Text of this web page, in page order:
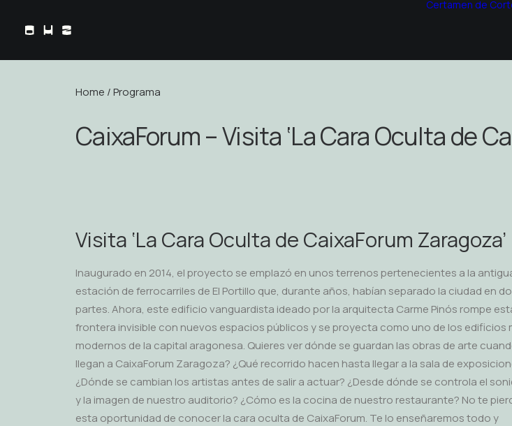
Certamen de
Home /Programa
CaixaForum – Visita ‘La Cara Oculta de
Visita ‘La Cara Oculta de CaixaForum Zaragoza’
Inaugurado en 2014, el proyecto se emplazó en unos terrenos pertenecientes a la
estación de ferrocarriles de El Portillo que, durante años, habían separado la ciudad en
partes. Ahora, este edificio vanguardista ideado por la arquitecta Carme Pinós rompe
frontera invisible con nuevos espacios públicos y se proyecta como uno de los edificios
modernos de la capital aragonesa. Quieres ver dónde se guardan las obras de arte
llegan a CaixaForum Zaragoza? ¿Qué recorrido hacen hasta llegar a la sala de
¿Dónde se cambian los artistas antes de salir a actuar? ¿Desde dónde se controla el
y la imagen de nuestro auditorio? ¿Cómo es la cocina de nuestro restaurante? No te
esta oportunidad de conocer la cara oculta de CaixaForum. Te lo enseñaremos todo y